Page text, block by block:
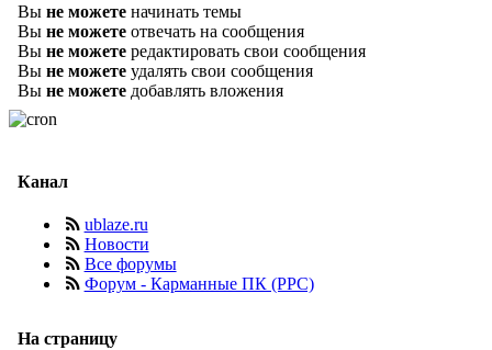
Вы не можете начинать темы
Вы не можете отвечать на сообщения
Вы не можете редактировать свои сообщения
Вы не можете удалять свои сообщения
Вы не можете добавлять вложения
Канал
ublaze.ru
Новости
Все форумы
Форум - Карманные ПК (PPC)
На страницу